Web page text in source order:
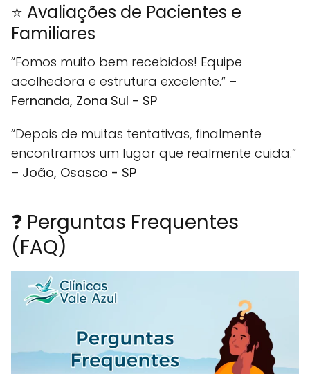
⭐ Avaliações de Pacientes e
Familiares
“Fomos muito bem recebidos! Equipe
acolhedora e estrutura excelente.” –
Fernanda, Zona Sul - SP
“Depois de muitas tentativas, finalmente
encontramos um lugar que realmente cuida.”
– João, Osasco - SP
❓ Perguntas Frequentes
(FAQ)